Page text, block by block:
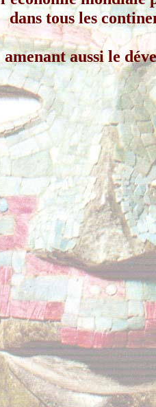
dans tous les
amenant aussi le